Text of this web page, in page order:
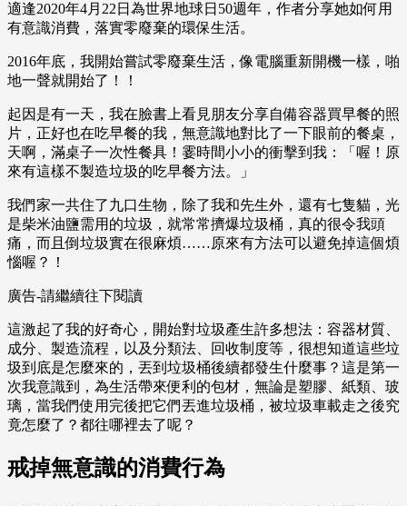
適逢2020年4月22日為世界地球日50週年，作者分享她如何用
有意識消費，落實零廢棄的環保生活。
2016年底，我開始嘗試零廢棄生活，像電腦重新開機一樣，啪
地一聲就開始了！！
起因是有一天，我在臉書上看見朋友分享自備容器買早餐的照
片，正好也在吃早餐的我，無意識地對比了一下眼前的餐桌，
天啊，滿桌子一次性餐具！霎時間小小的衝擊到我：「喔！原
來有這樣不製造垃圾的吃早餐方法。」
我們家一共住了九口生物，除了我和先生外，還有七隻貓，光
是柴米油鹽需用的垃圾，就常常擠爆垃圾桶，真的很令我頭
痛，而且倒垃圾實在很麻煩……原來有方法可以避免掉這個煩
惱喔？！
廣告-請繼續往下閱讀
這激起了我的好奇心，開始對垃圾產生許多想法：容器材質、
成分、製造流程，以及分類法、回收制度等，很想知道這些垃
圾到底是怎麼來的，丟到垃圾桶後續都發生什麼事？這是第一
次我意識到，為生活帶來便利的包材，無論是塑膠、紙類、玻
璃，當我們使用完後把它們丟進垃圾桶，被垃圾車載走之後究
竟怎麼了？都往哪裡去了呢？
戒掉無意識的消費行為